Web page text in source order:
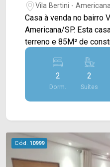
Vila Bertini -
Casa à venda no bairro
Americana/SP. Esta casa oferece 163M² de
terreno e 85M² de
em sala de estar e de
com armários, espaço
churrasqueira, quintal e
suítes; 03 banheiros, sendo 01 lavabo; 02 vagas
de garagem, sendo 01 coberta.
Anhanguera. Esta região
Kacyumara, Maravilhas
supermercado São Vicente e
2
Dorm.
2
Suítes
Cód. 10999